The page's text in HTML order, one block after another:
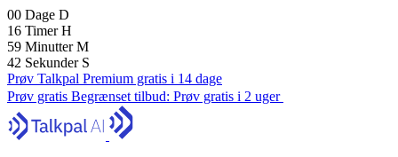
00 Dage D
16 TimerH
59 MinutterM
41 Sekunder S
Prøv Talkpal Premium gratis i 14 dage
Prøv gratis Begrænset tilbud: Prøv gratis i 2 uger